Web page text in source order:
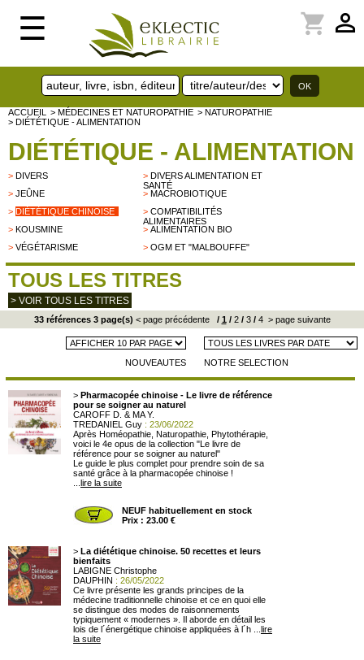
☰ perm_identity
shopping_cart
ACCUEIL > MÉDECINES ET NATUROPATHIE > NATUROPATHIE
> DIÉTÉTIQUE - ALIMENTATION
DIÉTÉTIQUE - ALIMENTATION
> DIVERS >DIVERS ALIMENTATION ET
SANTÉ
> JEÛNE >MACROBIOTIQUE
> DIÉTÉTIQUE CHINOISE >COMPATIBILITÉS
ALIMENTAIRES
> KOUSMINE >ALIMENTATION BIO
> VÉGÉTARISME >OGM ET "MALBOUFFE"
TOUS LES TITRES
> VOIR TOUS LES TITRES
33 références 3 page(s) < page précédente/ 1 /2/3/4 > page suivante
NOUVEAUTES NOTRE SELECTION
> Pharmacopée chinoise - Le livre de référence
pour se soigner au naturel
CAROFF D. & MA Y.
TREDANIEL Guy : 23/06/2022
Après Homéopathie, Naturopathie, Phytothérapie,
voici le 4e opus de la collection "Le livre de
référence pour se soigner au naturel"
Le guide le plus complet pour prendre soin de sa
santé grâce à la pharmacopée chinoise !
lire la suite
NEUF habituellement en stock
Prix : 23.00 €
> La diététique chinoise. 50 recettes et leurs
bienfaits
LABIGNE Christophe
DAUPHIN : 26/05/2022
Ce livre présente les grands principes de la
médecine traditionnelle chinoise et ce en quoi elle
se distingue des modes de raisonnements
typiquement « modernes ». Il aborde en détail les
lois de l´énergétique chinoise appliquées à l´h ... lire
la suite